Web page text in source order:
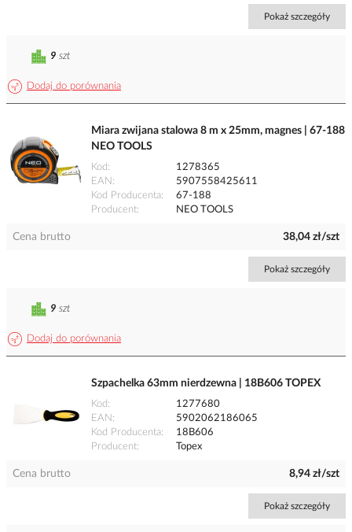
Pokaż szczegóły
Dodaj do porównania
9 szt
Miara zwijana stalowa 8 m x 25mm, magnes | 67-188
NEO TOOLS
Kod
1278365
EAN
5907558425611
Kod Producenta
67-188
Producent
NEO TOOLS
Cena brutto 38,04 zł/szt
Pokaż szczegóły
Dodaj do porównania
9 szt
Szpachelka 63mm nierdzewna | 18B606 TOPEX
Kod
1277680
EAN
5902062186065
Kod Producenta
18B606
Producent
Topex
Cena brutto 8,94 zł/szt
Pokaż szczegóły